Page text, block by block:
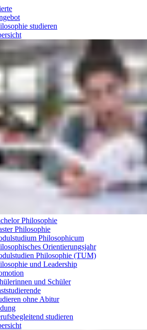
studieren
Philosophie
Philosophie
Philosophicum
Orientierungsjahr
Philosophie (TUM)
und Leadership
und Schüler
ohne Abitur
studieren